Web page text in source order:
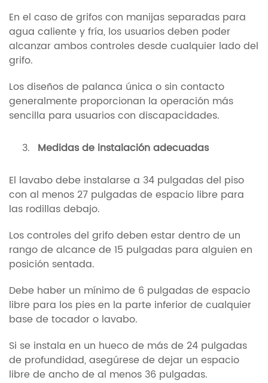
En el caso de grifos con manijas separadas para
agua caliente y fría, los usuarios deben poder
alcanzar ambos controles desde cualquier lado del
grifo.
Los diseños de palanca única o sin contacto
generalmente proporcionan la operación más
sencilla para usuarios con discapacidades.
Medidas de instalación adecuadas
El lavabo debe instalarse a 34 pulgadas del piso
con al menos 27 pulgadas de espacio libre para
las rodillas debajo.
Los controles del grifo deben estar dentro de un
rango de alcance de 15 pulgadas para alguien en
posición sentada.
Debe haber un mínimo de 6 pulgadas de espacio
libre para los pies en la parte inferior de cualquier
base de tocador o lavabo.
Si se instala en un hueco de más de 24 pulgadas
de profundidad, asegúrese de dejar un espacio
libre de ancho de al menos 36 pulgadas.